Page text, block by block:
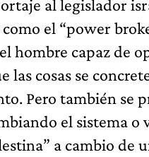
al legislador
el “power
hombre capaz de
las cosas se
Pero también se
el sistema
a cambio de